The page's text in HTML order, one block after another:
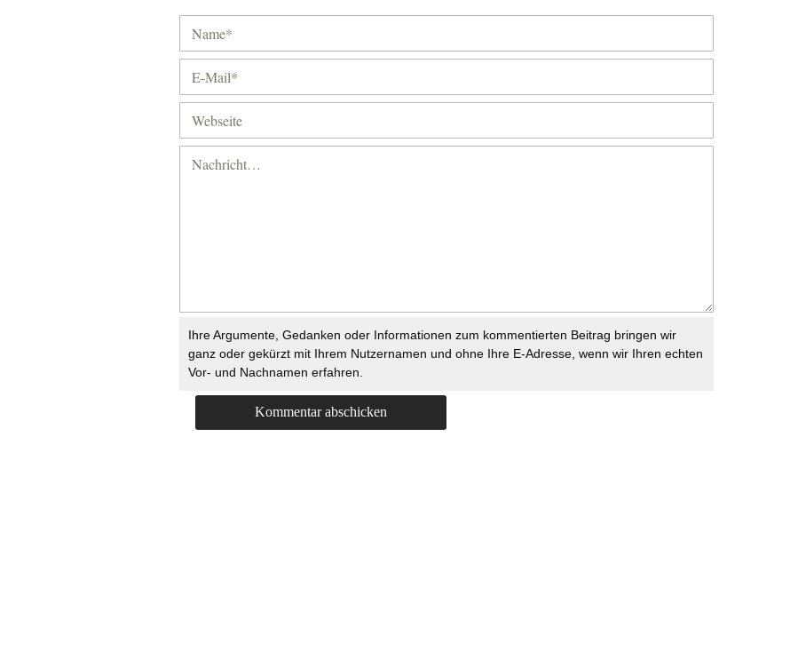
Ihre Argumente, Gedanken oder Informationen zum kommentierten Beitrag bringen wir
ganz oder gekürzt mit Ihrem Nutzernamen und ohne Ihre E-Adresse, wenn wir Ihren echten
Vor- und Nachnamen erfahren.